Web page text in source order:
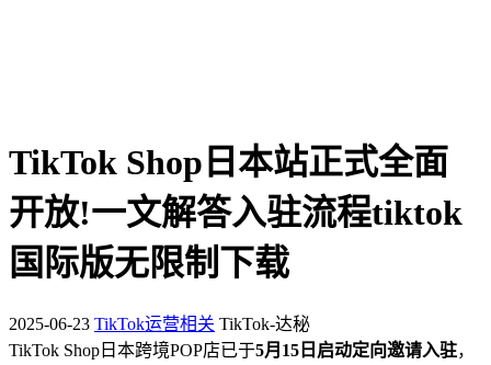
TikTok Shop日本站正式全面
开放!一文解答入驻流程tiktok
国际版无限制下载
2025-06-23 TikTok运营相关 TikTok-达秘
TikTok Shop日本跨境POP店已于5月15日启动定向邀请入驻，